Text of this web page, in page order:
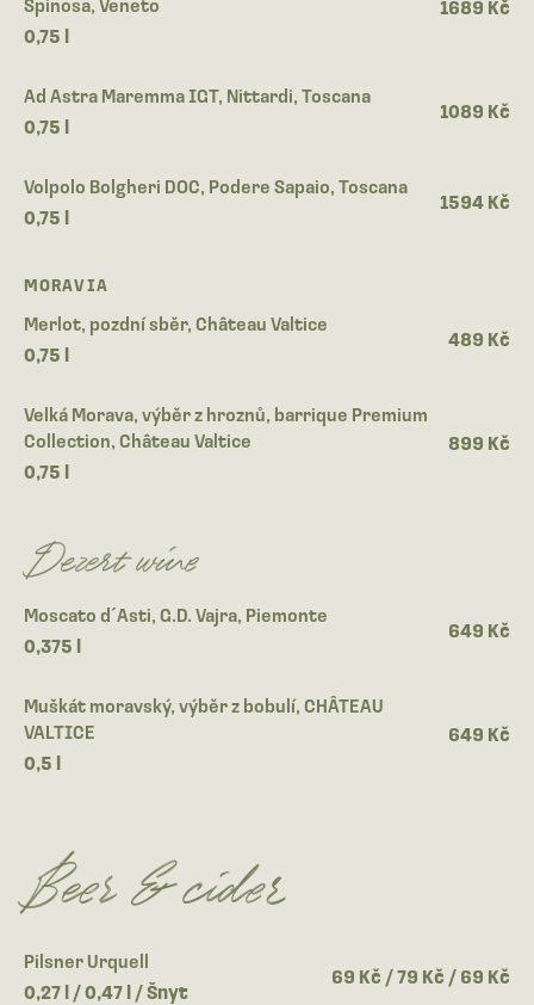
0,75 l
1689 Kč
Ad Astra Maremma IGT, Nittardi, Toscana
0,75 l
1089 Kč
Volpolo Bolgheri DOC, Podere Sapaio, Toscana
0,75 l
1594 Kč
MORAVIA
Merlot, pozdní sběr, Château Valtice
0,75 l
489 Kč
Velká Morava, výběr z hroznů, barrique Premium
Collection, Château Valtice
0,75 l
899 Kč
Dezert wine
Moscato d´Asti, G.D. Vajra, Piemonte
0,375 l
649 Kč
Muškát moravský, výběr z bobulí, CHÂTEAU
VALTICE
0,5 l
649 Kč
Beer & cider
Pilsner Urquell
0,27 l / 0,47 l / Šnyt
69 Kč / 79 Kč / 69 Kč